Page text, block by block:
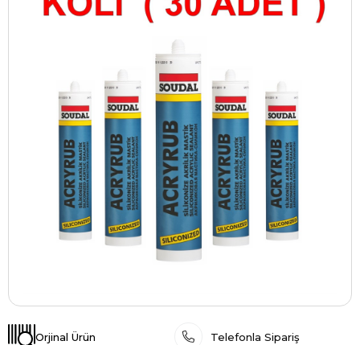
Orjinal Ürün Telefonla Sipariş